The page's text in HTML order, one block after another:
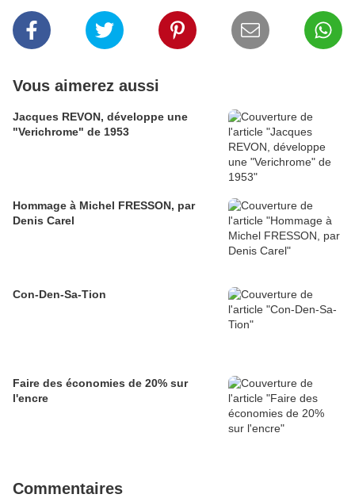
Vous aimerez aussi
Jacques REVON, développe une
"Verichrome" de 1953
Hommage à Michel FRESSON, par
Denis Carel
Con-Den-Sa-Tion
Faire des économies de 20% sur
l'encre
Commentaires